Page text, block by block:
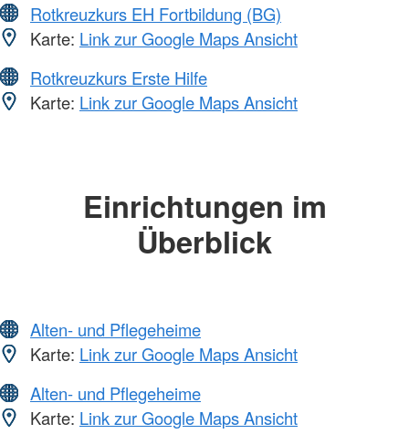
Rotkreuzkurs EH Fortbildung (BG)
Karte: Link zur Google Maps Ansicht
Rotkreuzkurs Erste Hilfe
Karte: Link zur Google Maps Ansicht
Einrichtungen im
Überblick
Alten- und Pflegeheime
Karte: Link zur Google Maps Ansicht
Alten- und Pflegeheime
Karte: Link zur Google Maps Ansicht